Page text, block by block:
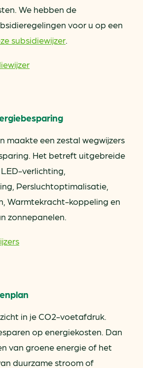
We hebben de
voor u op een
subsidiewijzer
maakte een zestal wegwijzers
Het betreft uitgebreide
verlichting,
Persluchtoptimalisatie,
Warmtekracht-koppeling en
zonnepanelen.
in je CO2-voetafdruk.
op energiekosten. Dan
van groene energie of het
duurzame stroom of